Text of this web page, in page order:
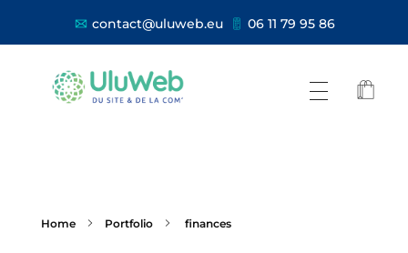
contact@uluweb.eu 06 11 79 95 86
Home Portfolio finances